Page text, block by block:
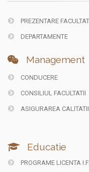
PREZENTARE
DEPARTAMENTE
Management
CONDUCERE
CONSILIUL FACULTATII
ASIGURAREA CALITATII
Educatie
PROGRAME LICENTA